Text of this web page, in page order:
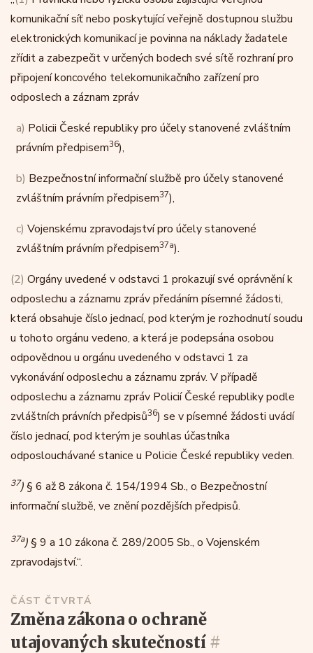
komunikační síť nebo poskytující veřejně dostupnou službu
elektronických komunikací je povinna na náklady žadatele
zřídit a zabezpečit v určených bodech své sítě rozhraní pro
připojení koncového telekomunikačního zařízení pro
odposlech a záznam zpráv
a) Policii České republiky pro účely stanovené zvláštním
právním předpisem36),
b) Bezpečnostní informační službě pro účely stanovené
zvláštním právním předpisem37),
c) Vojenskému zpravodajství pro účely stanovené
zvláštním právním předpisem37a).
(2) Orgány uvedené v odstavci 1 prokazují své oprávnění k
odposlechu a záznamu zpráv předáním písemné žádosti,
která obsahuje číslo jednací, pod kterým je rozhodnutí soudu
u tohoto orgánu vedeno, a která je podepsána osobou
odpovědnou u orgánu uvedeného v odstavci 1 za
vykonávání odposlechu a záznamu zpráv. V případě
odposlechu a záznamu zpráv Policií České republiky podle
zvláštních právních předpisů36) se v písemné žádosti uvádí
číslo jednací, pod kterým je souhlas účastníka
odposlouchávané stanice u Policie České republiky veden.
37)§ 6 až 8 zákona č. 154/1994 Sb., o Bezpečnostní
informační službě, ve znění pozdějších předpisů.
37a)§ 9 a 10 zákona č. 289/2005 Sb., o Vojenském
zpravodajství.“.
ČÁST ČTVRTÁ
změna zákona o ochraně
utajovaných skutečností #